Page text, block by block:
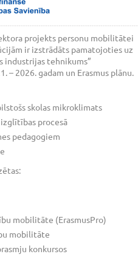
projekts personu mobilitātei
ir izstrādāts pamatojoties uz
industrijas tehnikums”
2026. gadam un Erasmus plānu.
skolas mikroklimats
procesā
pedagogiem
mobilitāte (ErasmusPro)
mobilitāte
konkursos